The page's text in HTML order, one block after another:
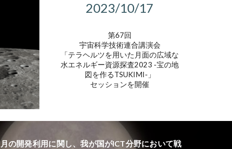
2023/10/17
第67回
宇宙科学技術連合講演会
「テラヘルツを用いた月面の広域な
水エネルギー資源探査2023 -宝の地
図を作るTSUKIMI-」
セッションを開催
の開発利用に関し、我が国がICT分野において戦